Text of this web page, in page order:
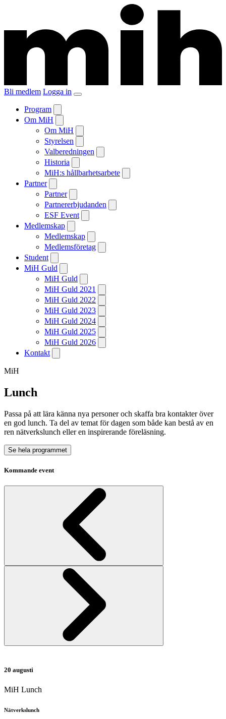
Bli medlem Logga in
Program
Om MiH
Om MiH
Styrelsen
Valberedningen
Historia
MiH:s hållbarhetsarbete
Partner
Partner
Partnererbjudanden
ESF Event
Medlemskap
Medlemskap
Medlemsföretag
Student
MiH Guld
MiH Guld
MiH Guld 2021
MiH Guld 2022
MiH Guld 2023
MiH Guld 2024
MiH Guld 2025
MiH Guld 2026
Kontakt
MiH
Lunch
Passa på att lära känna nya personer och skaffa bra kontakter över
en god lunch. Ta del av temat för dagen som både kan bestå av en
ren nätverkslunch eller en inspirerande föreläsning.
Se hela programmet
Kommande event
20 augusti
MiH Lunch
Nätverkslunch